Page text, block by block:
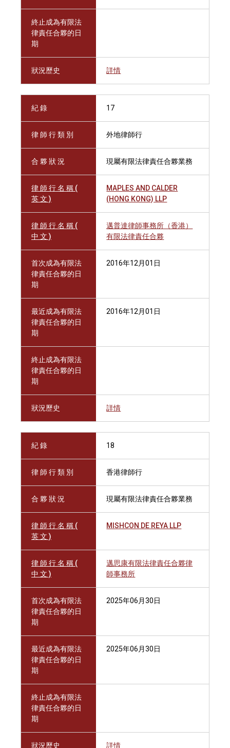
終止成為有限法
律責任合夥的日
期
狀況歷史 詳情
紀 錄 17
律 師 行 類 別 外地律師行
合 夥 狀 況 現屬有限法律責任合夥業務
律 師 行 名 稱 (
英 文 )
MAPLES AND CALDER
(HONG KONG) LLP
律 師 行 名 稱 (
中 文 )
邁普達律師事務所（香港）
有限法律責任合夥
首次成為有限法
律責任合夥的日
期
2016年12月01日
最近成為有限法
律責任合夥的日
期
2016年12月01日
終止成為有限法
律責任合夥的日
期
狀況歷史 詳情
紀 錄 18
律 師 行 類 別 香港律師行
合 夥 狀 況 現屬有限法律責任合夥業務
律 師 行 名 稱 (
英 文 )
MISHCON DE REYA LLP
律 師 行 名 稱 (
中 文 )
邁思康有限法律責任合夥律
師事務所
首次成為有限法
律責任合夥的日
期
2025年06月30日
最近成為有限法
律責任合夥的日
期
2025年06月30日
終止成為有限法
律責任合夥的日
期
狀況歷史 詳情